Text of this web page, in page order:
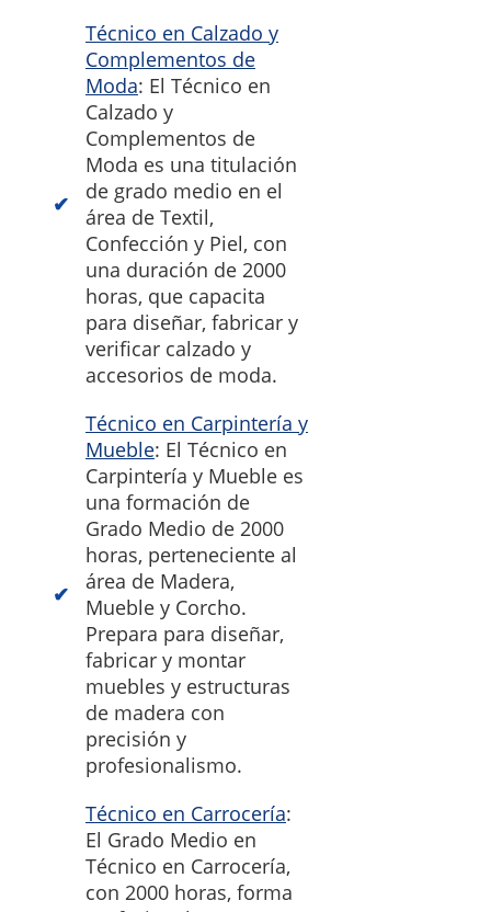
Técnico en Calzado y
Complementos de
Moda: El Técnico en
Calzado y
Complementos de
Moda es una titulación
de grado medio en el
área de Textil,
Confección y Piel, con
una duración de 2000
horas, que capacita
para diseñar, fabricar y
verificar calzado y
accesorios de moda.
Técnico en Carpintería y
Mueble: El Técnico en
Carpintería y Mueble es
una formación de
Grado Medio de 2000
horas, perteneciente al
área de Madera,
Mueble y Corcho.
Prepara para diseñar,
fabricar y montar
muebles y estructuras
de madera con
precisión y
profesionalismo.
Técnico en Carrocería:
El Grado Medio en
Técnico en Carrocería,
con 2000 horas, forma